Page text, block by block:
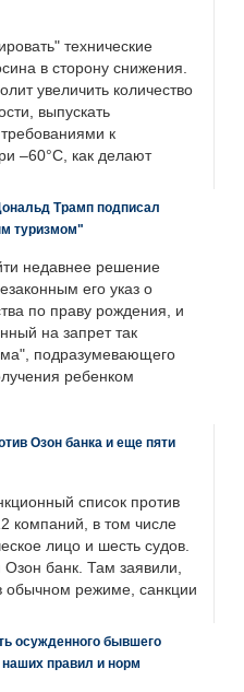
технические
в сторону снижения.
увеличить количество
выпускать
к
–60°C, как делают
Трамп подписал
туризмом"
недавнее решение
его указ о
по праву рождения, и
на запрет так
подразумевающего
ребенком
Озон банка и еще пяти
список против
компаний, в том числе
лицо и шесть судов.
Озон банк. Там заявили,
обычном режиме, санкции
осужденного бывшего
правил и норм